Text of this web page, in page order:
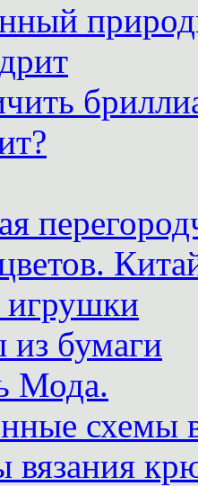
из бумаги
Мода.
схемы